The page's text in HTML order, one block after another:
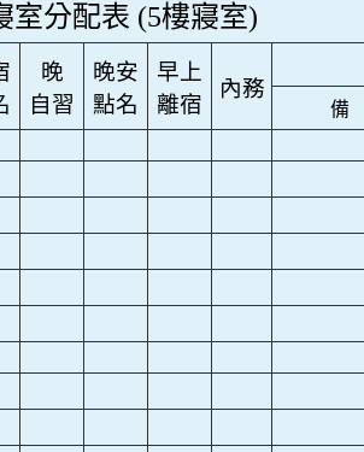
室分配表 (5樓寢室)
晚
自習
晚安
點名
早上
離宿
內務